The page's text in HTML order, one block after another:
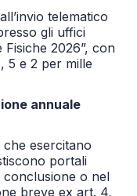
telematico
gli uffici
Fisiche 2026”, con
5 e 2 per mille
annuale
che esercitano
portali
conclusione o nel
breve ex art. 4,